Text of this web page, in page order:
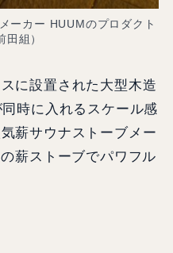
ーカー HUUMのプロダクト
田組）
に設置された大型木造
時に入れるスケール感
薪サウナストーブメー
薪ストーブでパワフル